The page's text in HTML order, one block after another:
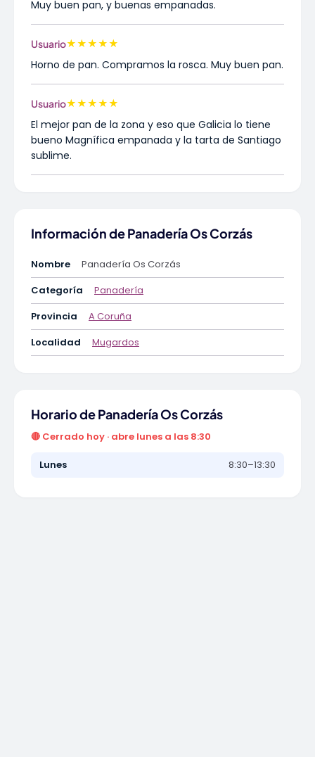
Muy buen pan, y buenas empanadas.
Usuario★★★★★
Horno de pan. Compramos la rosca. Muy buen pan.
Usuario★★★★★
El mejor pan de la zona y eso que Galicia lo tiene
bueno Magnífica empanada y la tarta de Santiago
sublime.
Información de Panadería Os Corzás
Nombre
Panadería Os Corzás
Categoría
Panadería
Provincia
A Coruña
Localidad
Mugardos
Horario de Panadería Os Corzás
🔴 Cerrado hoy · abre lunes a las 8:30
Lunes 8:30–13:30